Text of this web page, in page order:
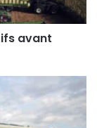
avant